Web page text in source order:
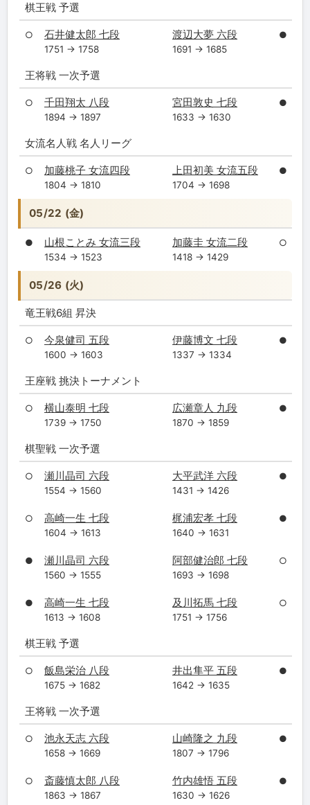
棋王戦 予選
○ 石井健太郎 七段
1751 → 1758
渡辺大夢 六段
1691 → 1685
●
王将戦 一次予選
○ 千田翔太 八段
1894 → 1897
宮田敦史 七段
1633 → 1630
●
女流名人戦 名人リーグ
○ 加藤桃子 女流四段
1804 → 1810
上田初美 女流五段
1704 → 1698
●
05/22 (金)
● 山根ことみ 女流三段
1534 → 1523
加藤圭 女流二段
1418 → 1429
○
05/26 (火)
竜王戦6組 昇決
○ 今泉健司 五段
1600 → 1603
伊藤博文 七段
1337 → 1334
●
王座戦 挑決トーナメント
○ 横山泰明 七段
1739 → 1750
広瀬章人 九段
1870 → 1859
●
棋聖戦 一次予選
○ 瀬川晶司 六段
1554 → 1560
大平武洋 六段
1431 → 1426
●
○ 高崎一生 七段
1604 → 1613
梶浦宏孝 七段
1640 → 1631
●
● 瀬川晶司 六段
1560 → 1555
阿部健治郎 七段
1693 → 1698
○
● 高崎一生 七段
1613 → 1608
及川拓馬 七段
1751 → 1756
○
棋王戦 予選
○ 飯島栄治 八段
1675 → 1682
井出隼平 五段
1642 → 1635
●
王将戦 一次予選
○ 池永天志 六段
1658 → 1669
山崎隆之 九段
1807 → 1796
●
○ 斎藤慎太郎 八段
1863 → 1867
竹内雄悟 五段
1630 → 1626
●